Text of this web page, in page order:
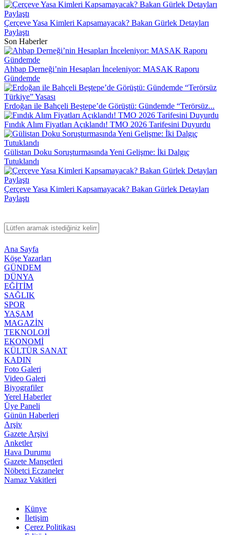
Çerçeve Yasa Kimleri Kapsamayacak? Bakan Gürlek Detayları
Paylaştı
Son Haberler
Ahbap Derneği’nin Hesapları İnceleniyor: MASAK Raporu
Gündemde
Erdoğan ile Bahçeli Beştepe’de Görüştü: Gündemde “Terörsüz...
Fındık Alım Fiyatları Açıklandı! TMO 2026 Tarifesini Duyurdu
Gülistan Doku Soruşturmasında Yeni Gelişme: İki Dalgıç
Tutuklandı
Çerçeve Yasa Kimleri Kapsamayacak? Bakan Gürlek Detayları
Paylaştı
Ana Sayfa
Köşe Yazarları
GÜNDEM
DÜNYA
EĞİTİM
SAĞLIK
SPOR
YAŞAM
MAGAZİN
TEKNOLOJİ
EKONOMİ
KÜLTÜR SANAT
KADIN
Foto Galeri
Video Galeri
Biyografiler
Yerel Haberler
Üye Paneli
Günün Haberleri
Arşiv
Gazete Arşivi
Anketler
Hava Durumu
Gazete Manşetleri
Nöbetci Eczaneler
Namaz Vakitleri
Künye
İletişim
Çerez Politikası